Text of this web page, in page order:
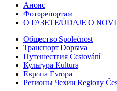
Анонс
Фоторепортаж
О ГАЗЕТЕ/ÚDAJE O
Общество Společnost
Транспорт Doprava
Путешествия Cestování
Культура Kultura
Европа Evropa
Регионы Чехии Regiony